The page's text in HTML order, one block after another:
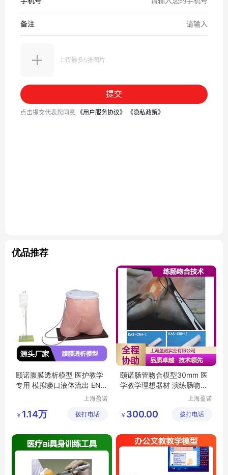
优品推荐
颐诺腹膜透析模型 医护教学
专用 模拟瘘口液体流出 EN-
上海盈诺
公司
￥ 1.14万 拨打电话
颐诺肠管吻合模型30mm 医
学教学理想器材 演练肠吻合
上海盈诺
公司
￥ 300.00 拨打电话